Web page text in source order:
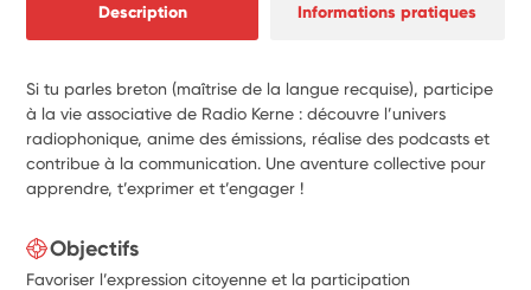
Description Informations pratiques
Si tu parles breton (maîtrise de la langue recquise), participe
à la vie associative de Radio Kerne : découvre l’univers
radiophonique, anime des émissions, réalise des podcasts et
contribue à la communication. Une aventure collective pour
apprendre, t’exprimer et t’engager !
Objectifs
Favoriser l’expression citoyenne et la participation